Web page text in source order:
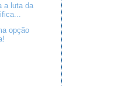
a luta da
opção